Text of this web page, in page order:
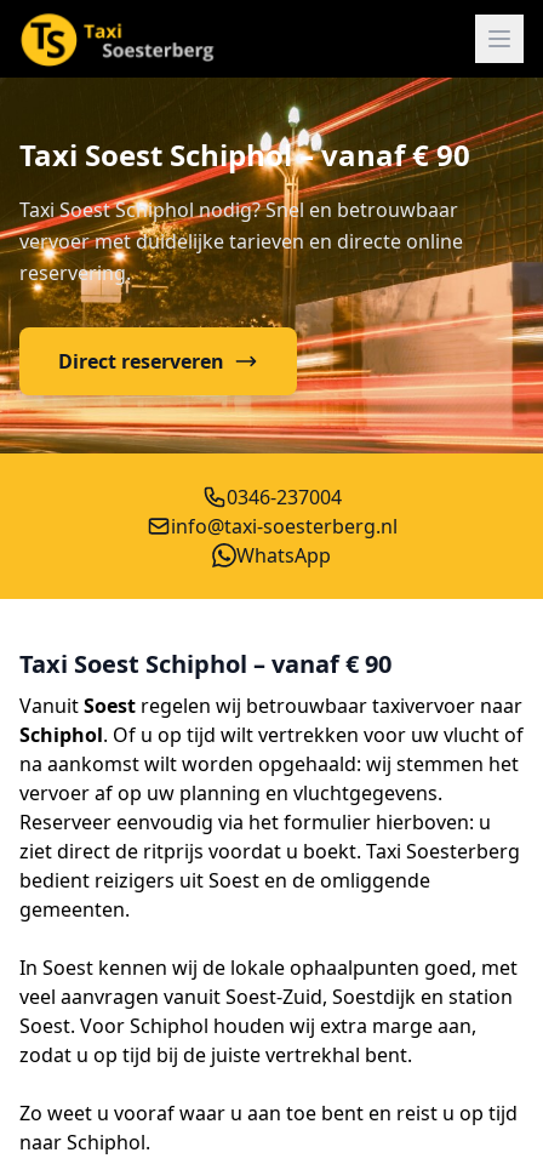
Taxi Soest Schiphol – vanaf € 90
Taxi Soest Schiphol nodig? Snel en betrouwbaar
vervoer met duidelijke tarieven en directe online
reservering.
Direct reserveren
0346-237004
info@taxi-soesterberg.nl
WhatsApp
Taxi Soest Schiphol – vanaf € 90
VanuitSoest regelen wij betrouwbaar taxivervoer naar
Schiphol. Of u op tijd wilt vertrekken voor uw vlucht of
na aankomst wilt worden opgehaald: wij stemmen het
vervoer af op uw planning en vluchtgegevens.
Reserveer eenvoudig via het formulier hierboven: u
ziet direct de ritprijs voordat u boekt. Taxi Soesterberg
bedient reizigers uit Soest en de omliggende
gemeenten.
In Soest kennen wij de lokale ophaalpunten goed, met
veel aanvragen vanuit Soest-Zuid, Soestdijk en station
Soest. Voor Schiphol houden wij extra marge aan,
zodat u op tijd bij de juiste vertrekhal bent.
Zo weet u vooraf waar u aan toe bent en reist u op tijd
naar Schiphol.